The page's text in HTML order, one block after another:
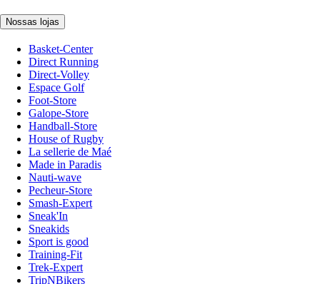
Nossas lojas
Basket-Center
Direct Running
Direct-Volley
Espace Golf
Foot-Store
Galope-Store
Handball-Store
House of Rugby
La sellerie de Maé
Made in Paradis
Nauti-wave
Pecheur-Store
Smash-Expert
Sneak'In
Sneakids
Sport is good
Training-Fit
Trek-Expert
TripNBikers